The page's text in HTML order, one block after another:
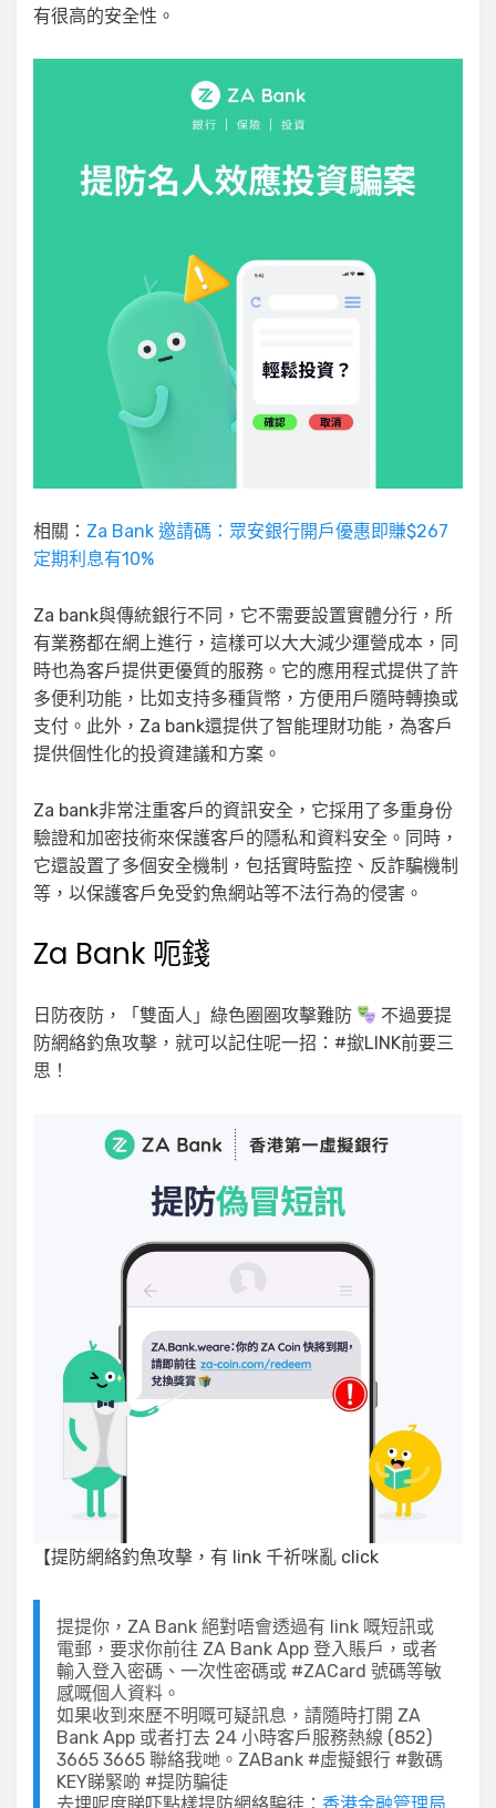
有很高的安全性。
相關： Za Bank 邀請碼：眾安銀行開戶優惠即賺$267
定期利息有10%
Za bank與傳統銀行不同，它不需要設置實體分行，所
有業務都在網上進行，這樣可以大大減少運營成本，同
時也為客戶提供更優質的服務。它的應用程式提供了許
多便利功能，比如支持多種貨幣，方便用戶隨時轉換或
支付。此外，Za bank還提供了智能理財功能，為客戶
提供個性化的投資建議和方案。
Za bank非常注重客戶的資訊安全，它採用了多重身份
驗證和加密技術來保護客戶的隱私和資料安全。同時，
它還設置了多個安全機制，包括實時監控、反詐騙機制
等，以保護客戶免受釣魚網站等不法行為的侵害。
Za Bank 呃錢
日防夜防，「雙面人」綠色圈圈攻擊難防
不過要提
防網絡釣魚攻擊，就可以記住呢一招：#撳LINK前要三
思！
【提防網絡釣魚攻擊，有 link 千祈咪亂 click
提提你，ZA Bank 絕對唔會透過有 link 嘅短訊或
電郵，要求你前往 ZA Bank App 登入賬戶，或者
輸入登入密碼、一次性密碼或 #ZACard 號碼等敏
感嘅個人資料。
如果收到來歷不明嘅可疑訊息，請隨時打開 ZA
Bank App 或者打去 24 小時客戶服務熱線 (852)
3665 3665 聯絡我哋。ZABank #虛擬銀行 #數碼
KEY睇緊啲 #提防騙徒